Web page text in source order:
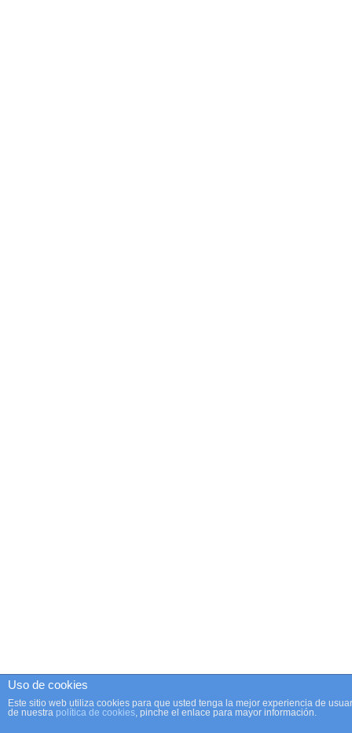
Uso de cookies
Este sitio web utiliza cookies para que usted tenga la mejor experiencia de
de nuestra política de cookies, pinche el enlace para mayor información.